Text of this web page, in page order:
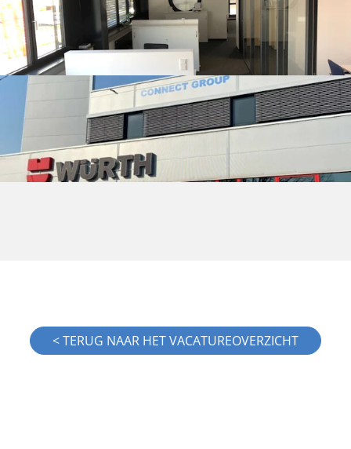
< TERUG NAAR HET VACATUREOVERZICHT